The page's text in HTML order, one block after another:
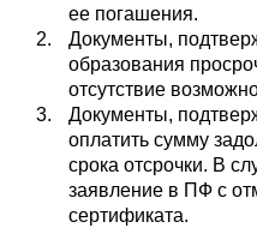
ее погашения.
Документы,
образования
отсутствие
Документы,
оплатить сумму
срока отсрочки. В
заявление в ПФ с
сертификата.